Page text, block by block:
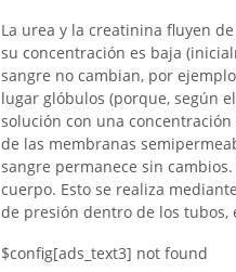
La urea y la creatinina fluyen
su concentración es baja
sangre no cambian, por
lugar glóbulos (porque, según
solución con una
de las membranas
sangre permanece sin
cuerpo. Esto se realiza
de presión dentro de los tubos,
$config[ads_text3] not found